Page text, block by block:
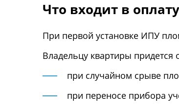
Что входит в
При первой установке ИПУ
Владельцу квартиры придется
при случайном срыве
при переносе прибора